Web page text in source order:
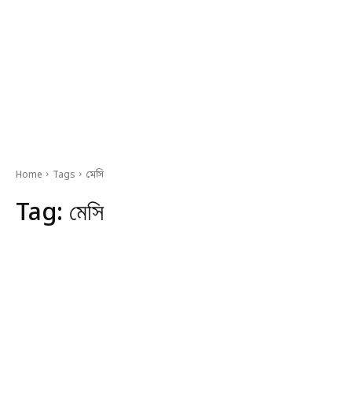
Home Tags মেসি
Tag: মেসি